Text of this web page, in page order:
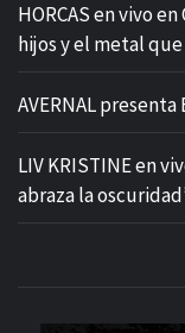
HORCAS en vivo
hijos y el metal
AVERNAL
LIV KRISTINE en
abraza la